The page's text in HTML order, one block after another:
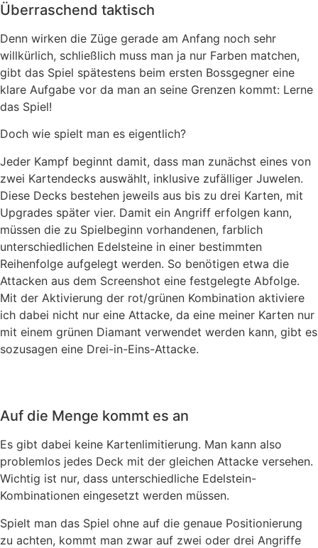
Überraschend taktisch
Denn wirken die Züge gerade am Anfang noch sehr
willkürlich, schließlich muss man ja nur Farben matchen,
gibt das Spiel spätestens beim ersten Bossgegner eine
klare Aufgabe vor da man an seine Grenzen kommt: Lerne
das Spiel!
Doch wie spielt man es eigentlich?
Jeder Kampf beginnt damit, dass man zunächst eines von
zwei Kartendecks auswählt, inklusive zufälliger Juwelen.
Diese Decks bestehen jeweils aus bis zu drei Karten, mit
Upgrades später vier. Damit ein Angriff erfolgen kann,
müssen die zu Spielbeginn vorhandenen, farblich
unterschiedlichen Edelsteine in einer bestimmten
Reihenfolge aufgelegt werden. So benötigen etwa die
Attacken aus dem Screenshot eine festgelegte Abfolge.
Mit der Aktivierung der rot/grünen Kombination aktiviere
ich dabei nicht nur eine Attacke, da eine meiner Karten nur
mit einem grünen Diamant verwendet werden kann, gibt es
sozusagen eine Drei-in-Eins-Attacke.
Auf die Menge kommt es an
Es gibt dabei keine Kartenlimitierung. Man kann also
problemlos jedes Deck mit der gleichen Attacke versehen.
Wichtig ist nur, dass unterschiedliche Edelstein-
Kombinationen eingesetzt werden müssen.
Spielt man das Spiel ohne auf die genaue Positionierung
zu achten, kommt man zwar auf zwei oder drei Angriffe